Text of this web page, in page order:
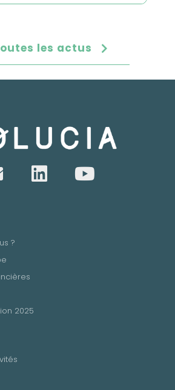
les actus
?
2025